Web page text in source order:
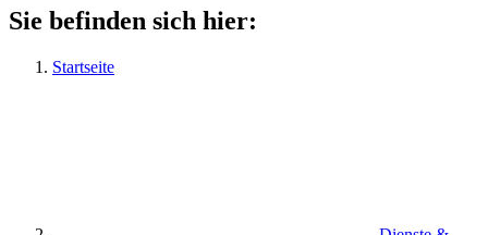
Sie befinden sich hier:
Startseite